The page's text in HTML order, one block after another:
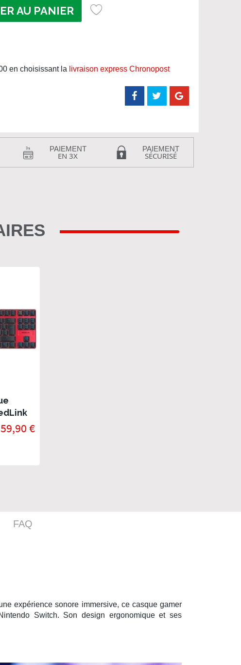
AU PANIER
en choisissant la livraison express Chronopost
PAIEMENT
EN 3X
PAIEMENT
SÉCURISÉ
59,90 €
expérience sonore immersive, ce casque gamer
Switch. Son design ergonomique et ses
FAQ